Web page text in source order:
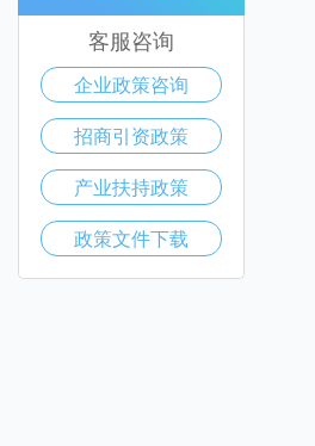
客服咨询
企业政策咨询
招商引资政策
产业扶持政策
政策文件下载